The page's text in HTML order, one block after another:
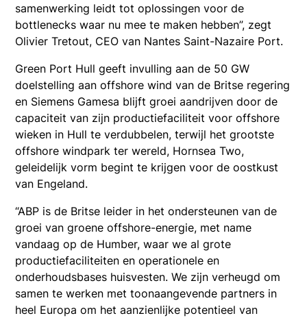
samenwerking leidt tot oplossingen voor de
bottlenecks waar nu mee te maken hebben”, zegt
Olivier Tretout, CEO van Nantes Saint-Nazaire Port.
Green Port Hull geeft invulling aan de 50 GW
doelstelling aan offshore wind van de Britse regering
en Siemens Gamesa blijft groei aandrijven door de
capaciteit van zijn productiefaciliteit voor offshore
wieken in Hull te verdubbelen, terwijl het grootste
offshore windpark ter wereld, Hornsea Two,
geleidelijk vorm begint te krijgen voor de oostkust
van Engeland.
“ABP is de Britse leider in het ondersteunen van de
groei van groene offshore-energie, met name
vandaag op de Humber, waar we al grote
productiefaciliteiten en operationele en
onderhoudsbases huisvesten. We zijn verheugd om
samen te werken met toonaangevende partners in
heel Europa om het aanzienlijke potentieel van